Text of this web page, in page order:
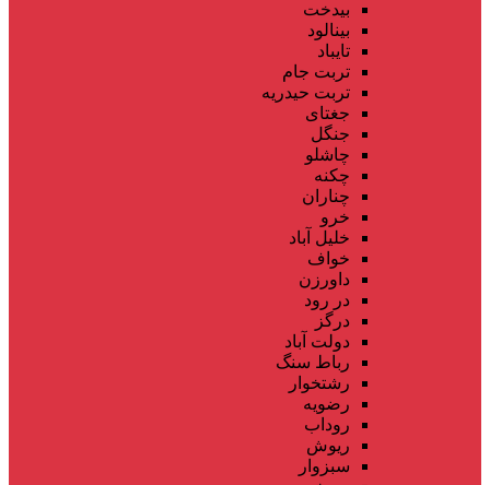
بیدخت
بینالود
تایباد
تربت جام
تربت حیدریه
جغتای
جنگل
چاشلو
چکنه
چناران
خرو
خلیل آباد
خواف
داورزن
در رود
درگز
دولت آباد
رباط سنگ
رشتخوار
رضویه
روداب
ریوش
سبزوار